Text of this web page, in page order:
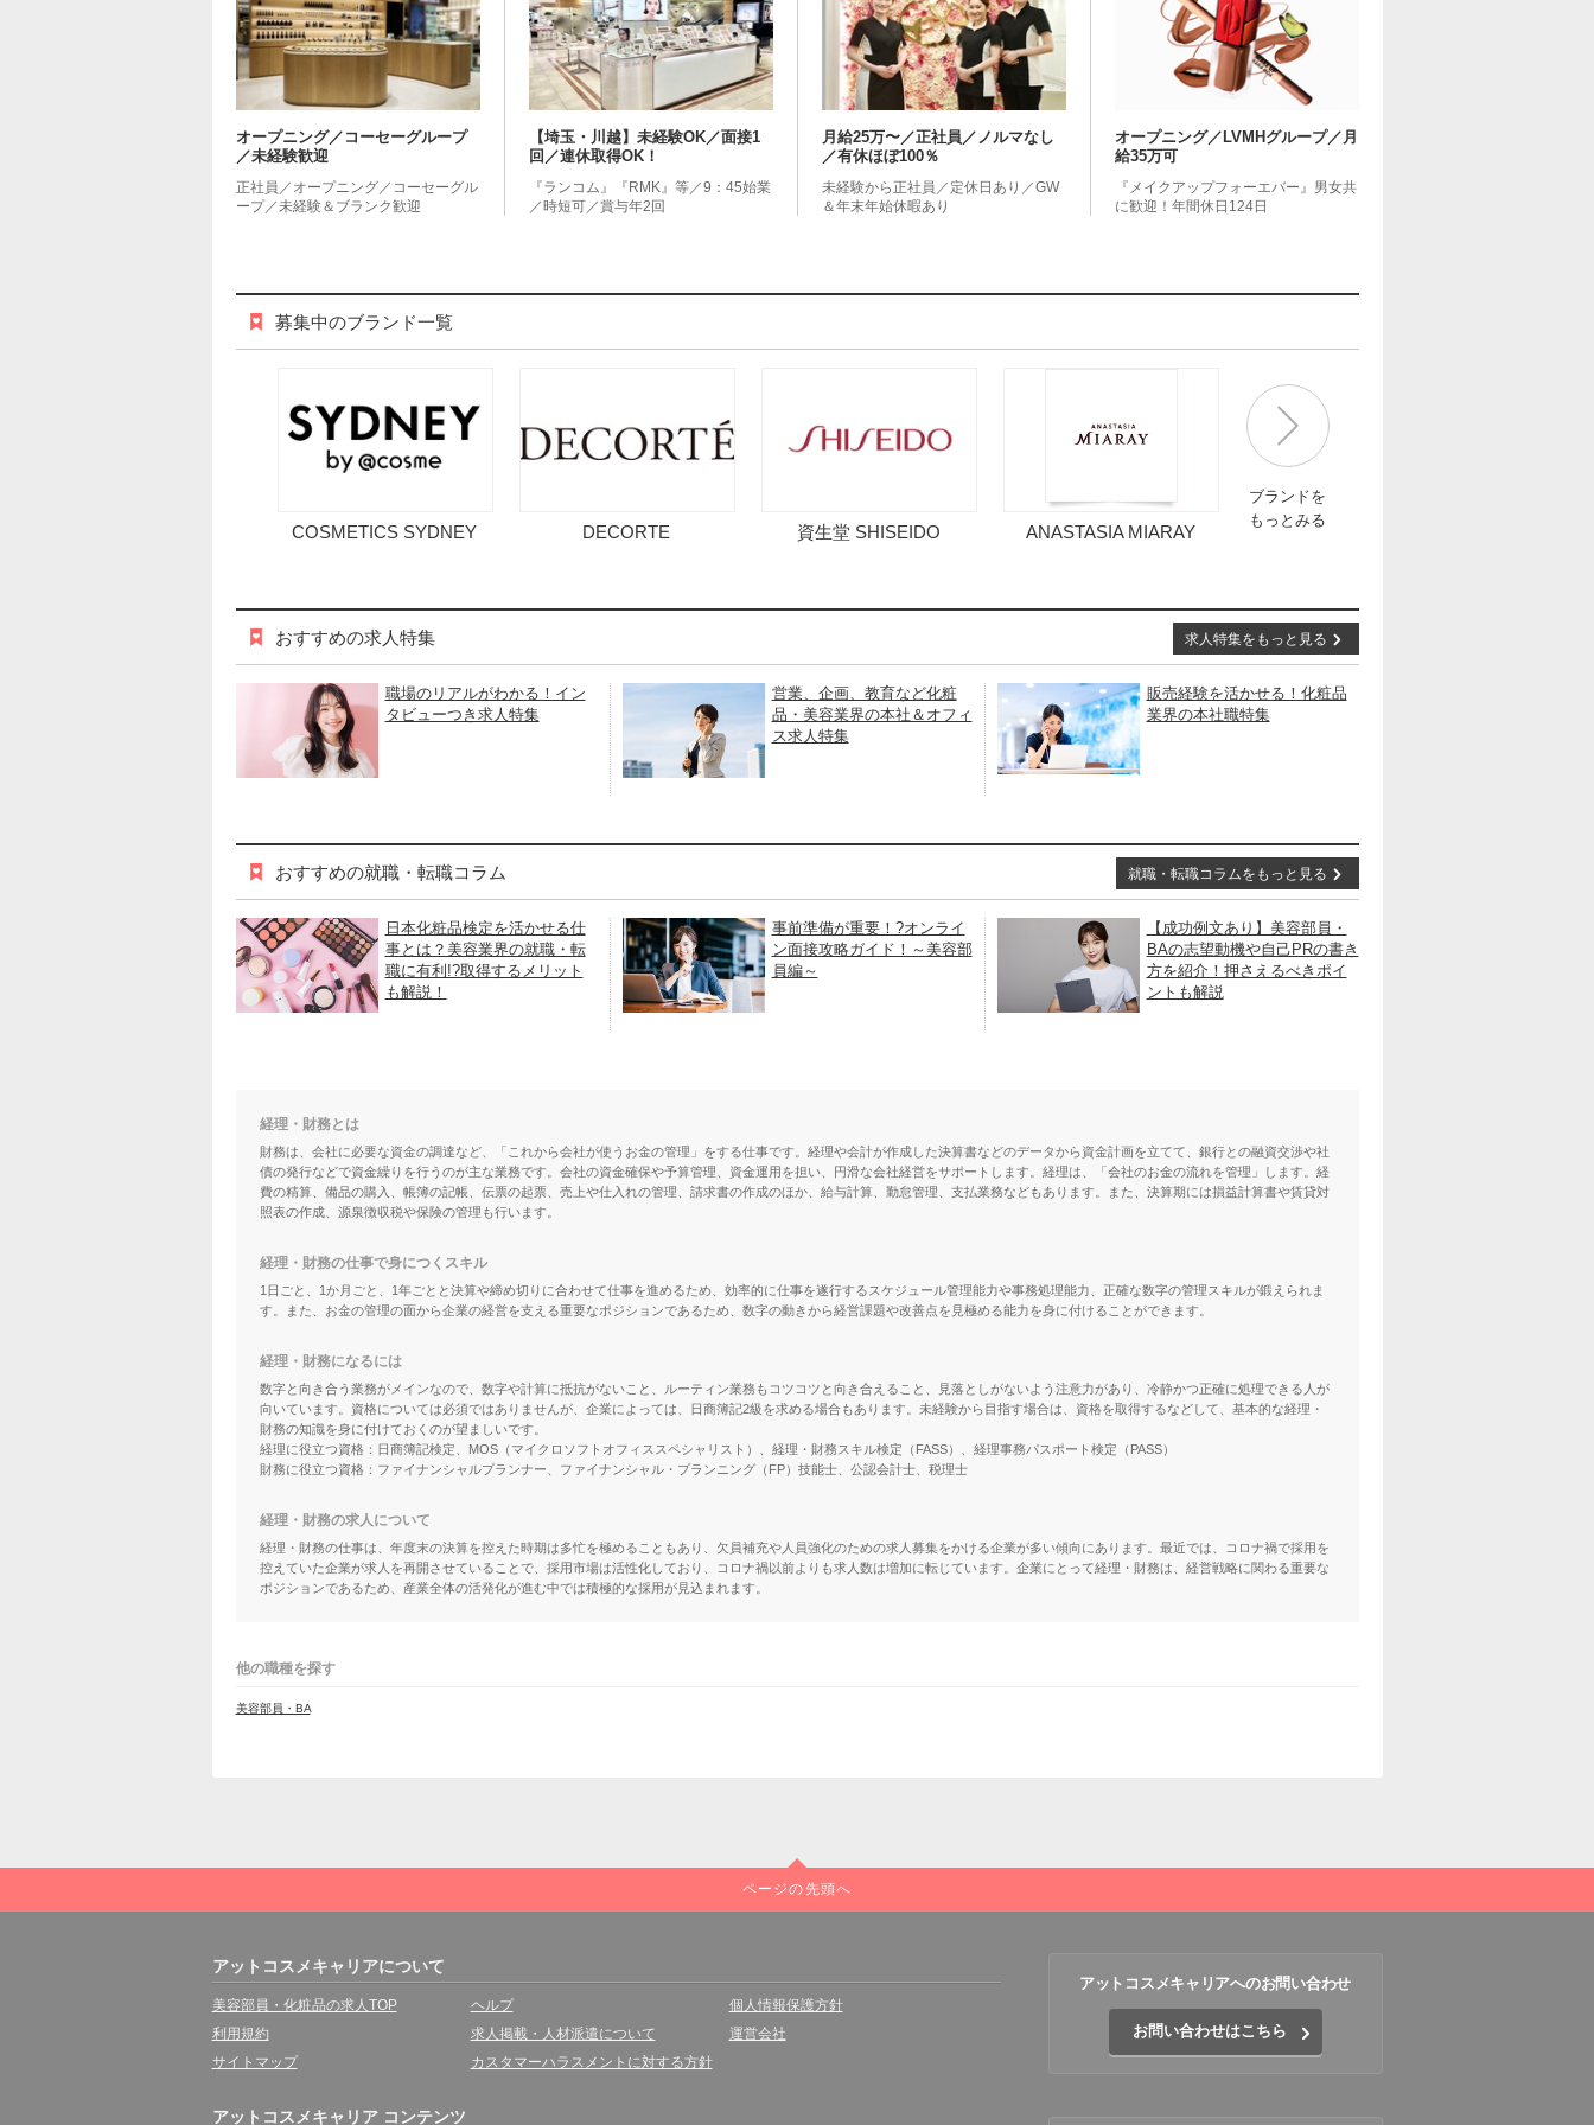
オープニング／コーセーグループ
／未経験歓迎
正社員／オープニング／コーセーグル
ープ／未経験＆ブランク歓迎
【埼玉・川越】未経験OK／面接1
回／連休取得OK！
『ランコム』『RMK』等／9：45始業
／時短可／賞与年2回
月給25万〜／正社員／ノルマなし
／有休ほぼ100％
未経験から正社員／定休日あり／GW
＆年末年始休暇あり
オープニング／LVMHグループ／月
給35万可
『メイクアップフォーエバー』男女共
に歓迎！年間休日124日
募集中のブランド一覧
COSMETICS SYDNEY DECORTE 資生堂 SHISEIDO ANASTASIA MIARAY
ブランドを
もっとみる
おすすめの求人特集
職場のリアルがわかる！イン
タビューつき求人特集
営業、企画、教育など化粧
品・美容業界の本社＆オフィ
ス求人特集
販売経験を活かせる！化粧品
業界の本社職特集
求人特集をもっと見る
おすすめの就職・転職コラム
日本化粧品検定を活かせる仕
事とは？美容業界の就職・転
職に有利!?取得するメリット
も解説！
事前準備が重要！?オンライ
ン面接攻略ガイド！～美容部
員編～
【成功例文あり】美容部員・
BAの志望動機や自己PRの書き
方を紹介！押さえるべきポイ
ントも解説
就職・転職コラムをもっと見る
経理・財務とは
財務は、会社に必要な資金の調達など、「これから会社が使うお金の管理」をする仕事です。経理や会計が作成した決算書などのデータから資金計画を立てて、銀行との融資交渉や社
債の発行などで資金繰りを行うのが主な業務です。会社の資金確保や予算管理、資金運用を担い、円滑な会社経営をサポートします。経理は、「会社のお金の流れを管理」します。経
費の精算、備品の購入、帳簿の記帳、伝票の起票、売上や仕入れの管理、請求書の作成のほか、給与計算、勤怠管理、支払業務などもあります。また、決算期には損益計算書や賃貸対
照表の作成、源泉徴収税や保険の管理も行います。
経理・財務の仕事で身につくスキル
1日ごと、1か月ごと、1年ごとと決算や締め切りに合わせて仕事を進めるため、効率的に仕事を遂行するスケジュール管理能力や事務処理能力、正確な数字の管理スキルが鍛えられま
す。また、お金の管理の面から企業の経営を支える重要なポジションであるため、数字の動きから経営課題や改善点を見極める能力を身に付けることができます。
経理・財務になるには
数字と向き合う業務がメインなので、数字や計算に抵抗がないこと、ルーティン業務もコツコツと向き合えること、見落としがないよう注意力があり、冷静かつ正確に処理できる人が
向いています。資格については必須ではありませんが、企業によっては、日商簿記2級を求める場合もあります。未経験から目指す場合は、資格を取得するなどして、基本的な経理・
財務の知識を身に付けておくのが望ましいです。
経理に役立つ資格：日商簿記検定、MOS（マイクロソフトオフィススペシャリスト）、経理・財務スキル検定（FASS）、経理事務パスポート検定（PASS）
財務に役立つ資格：ファイナンシャルプランナー、ファイナンシャル・プランニング（FP）技能士、公認会計士、税理士
経理・財務の求人について
経理・財務の仕事は、年度末の決算を控えた時期は多忙を極めることもあり、欠員補充や人員強化のための求人募集をかける企業が多い傾向にあります。最近では、コロナ禍で採用を
控えていた企業が求人を再開させていることで、採用市場は活性化しており、コロナ禍以前よりも求人数は増加に転じています。企業にとって経理・財務は、経営戦略に関わる重要な
ポジションであるため、産業全体の活発化が進む中では積極的な採用が見込まれます。
他の職種を探す
美容部員・BA
ページの先頭へ
アットコスメキャリアへのお問い合わせ
お問い合わせはこちら
アットコスメキャリアについて
美容部員・化粧品の求人TOP ヘルプ
個人情報保護方針
利用規約
求人掲載・人材派遣について
運営会社
サイトマップ
カスタマーハラスメントに対する方針
アットコスメキャリア コンテンツ